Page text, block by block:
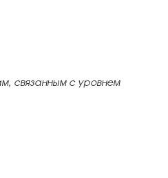
связанным с уровнем